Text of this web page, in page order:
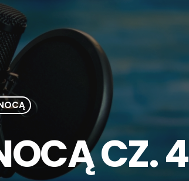
CZ. 4